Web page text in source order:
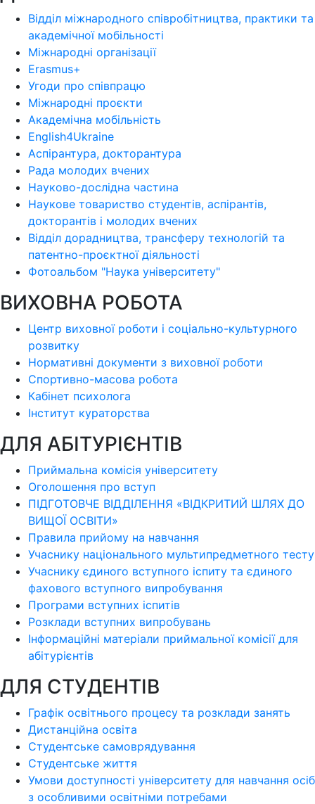
Відділ міжнародного співробітництва, практики та
академічної мобільності
Міжнародні організації
Erasmus+
Угоди про співпрацю
Міжнародні проєкти
Академічна мобільність
English4Ukraine
Аспірантура, докторантура
Рада молодих вчених
Науково-дослідна частина
Наукове товариство студентів, аспірантів,
докторантів і молодих вчених
Відділ дорадництва, трансферу технологій та
патентно-проєктної діяльності
Фотоальбом "Наука університету"
ВИХОВНА РОБОТА
Центр виховної роботи і соціально-культурного
розвитку
Нормативні документи з виховної роботи
Спортивно-масова робота
Кабінет психолога
Інститут кураторства
ДЛЯ АБІТУРІЄНТІВ
Приймальна комісія університету
Оголошення про вступ
ПІДГОТОВЧЕ ВІДДІЛЕННЯ «ВІДКРИТИЙ ШЛЯХ ДО
ВИЩОЇ ОСВІТИ»
Правила прийому на навчання
Учаснику національного мультипредметного тесту
Учаснику єдиного вступного іспиту та єдиного
фахового вступного випробування
Програми вступних іспитів
Розклади вступних випробувань
Інформаційні матеріали приймальної комісії для
абітурієнтів
ДЛЯ СТУДЕНТІВ
Графік освітнього процесу та розклади занять
Дистанційна освіта
Студентське самоврядування
Студентське життя
Умови доступності університету для навчання осіб
з особливими освітніми потребами